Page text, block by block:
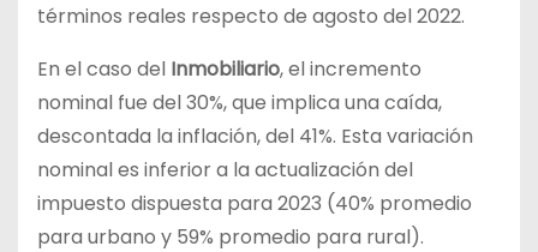
términos reales respecto de agosto del 2022.
En el caso del Inmobiliario, el incremento
nominal fue del 30%, que implica una caída,
descontada la inflación, del 41%. Esta variación
nominal es inferior a la actualización del
impuesto dispuesta para 2023 (40% promedio
para urbano y 59% promedio para rural).